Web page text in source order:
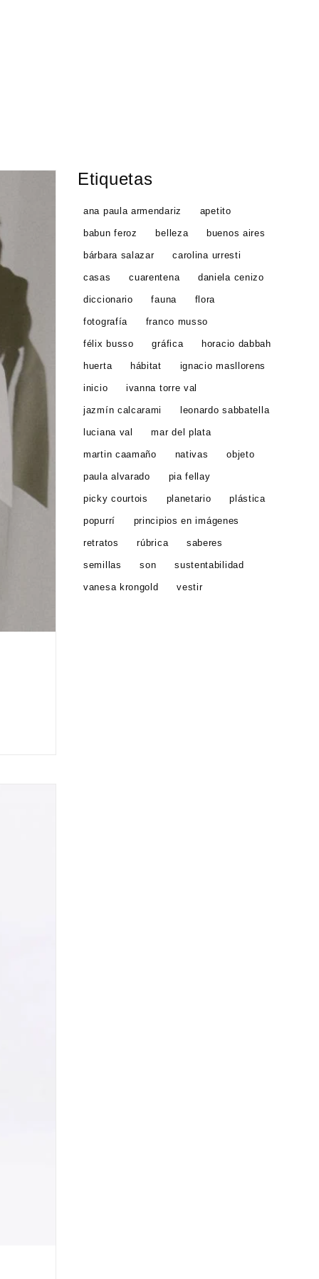
Etiquetas
ana paula armendariz apetito
babun feroz belleza buenos aires
bárbara salazar carolina urresti
casas cuarentena daniela cenizo
diccionario fauna flora
fotografía franco musso
félix busso gráfica horacio dabbah
huerta hábitat ignacio masllorens
inicio ivanna torre val
jazmín calcarami leonardo sabbatella
luciana val mar del plata
martin caamaño nativas objeto
paula alvarado pia fellay
picky courtois planetario plástica
popurrí principios en imágenes
retratos rúbrica saberes
semillas son sustentabilidad
vanesa krongold vestir